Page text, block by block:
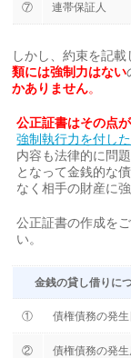
⑦ 連帯保証人
しかし、約束を記
類には強制力はない
かありません。
公正証書はその点が
強制執行力を付し
内容も法律的に問
となって金銭的な
なく相手の財産に
公正証書の作成を
い。
金銭の貸し借りに
① 債権債務の発生
② 債権債務の発